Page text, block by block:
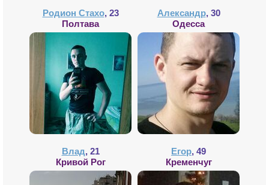
Родион Стахо, 23
Полтава
Александр, 30
Одесса
Влад, 21
Кривой Рог
Егор, 49
Кременчуг